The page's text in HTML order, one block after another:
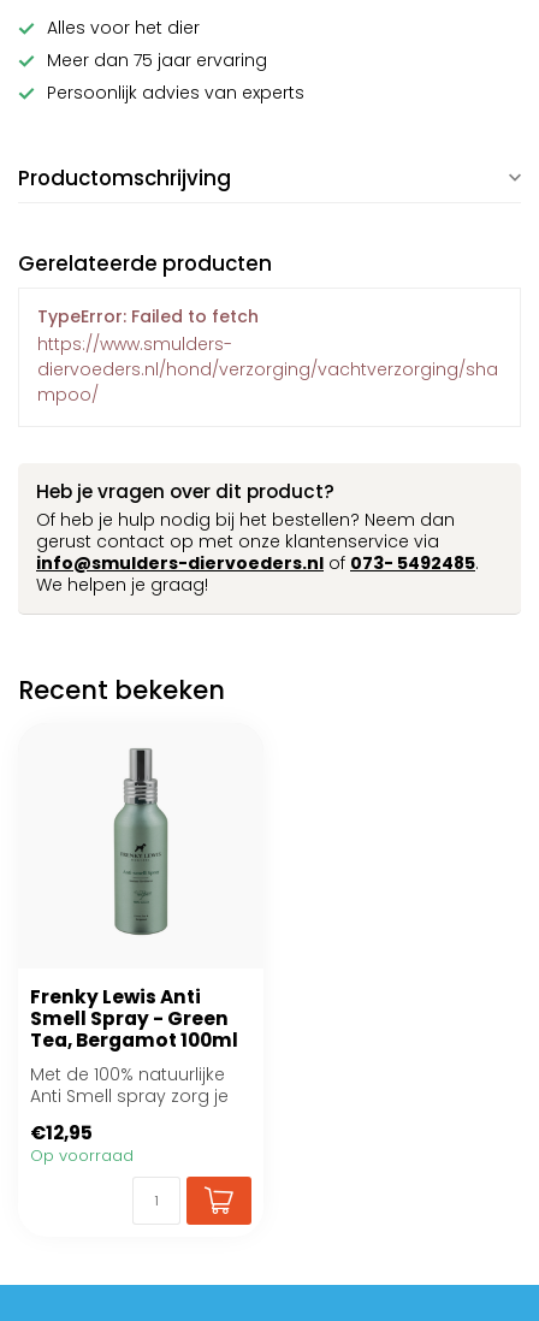
Alles voor het dier
Meer dan 75 jaar ervaring
Persoonlijk advies van experts
Productomschrijving
Gerelateerde producten
TypeError: Failed to fetch
https://www.smulders-
diervoeders.nl/hond/verzorging/vachtverzorging/sha
mpoo/
Heb je vragen over dit product?
Of heb je hulp nodig bij het bestellen? Neem dan
gerust contact op met onze klantenservice via
info@smulders-diervoeders.nl of 073- 5492485.
We helpen je graag!
Recent bekeken
Frenky Lewis Anti
Smell Spray - Green
Tea, Bergamot 100ml
Met de 100% natuurlijke
Anti Smell spray zorg je
fris ...
€12,95
Op voorraad